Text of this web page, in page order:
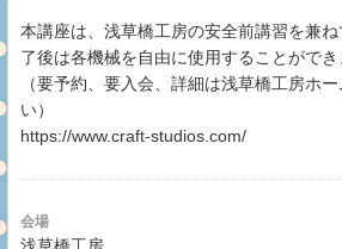
本講座は、浅草橋工房の安全前講習を兼
了後は各機械を自由に使用することができ
（要予約、要入会、詳細は浅草橋工房ホ
い）
https://www.craft-studios.com/
会場
浅草橋工房